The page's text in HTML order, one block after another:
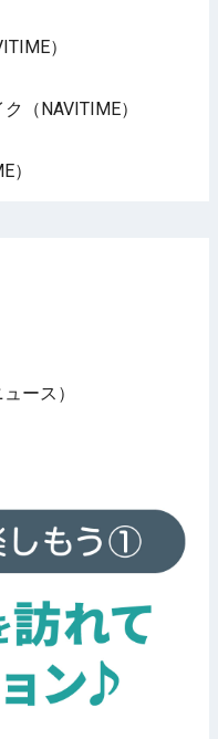
）
（NAVITIME）
）
ース）